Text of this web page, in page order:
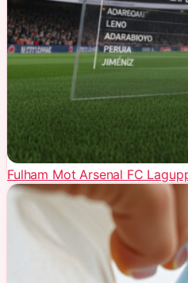
Fulham Mot Arsenal FC